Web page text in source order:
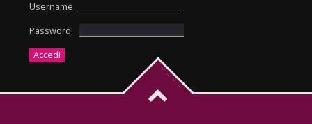
Username
Password